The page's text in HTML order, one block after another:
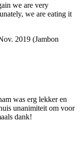
we are very
we are eating it
2019 (Jambon
was erg lekker en
unanimiteit om voor
dank!